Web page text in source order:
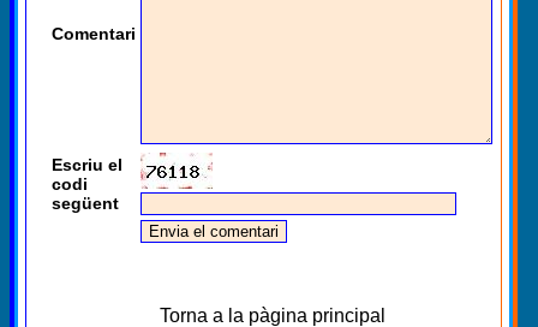
Comentari
Escriu el
codi
següent
Torna a la pàgina principal